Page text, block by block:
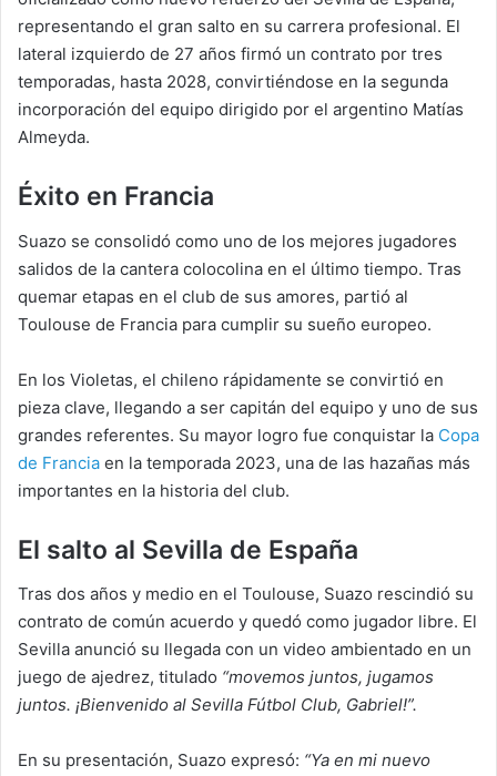
representando el gran salto en su carrera profesional. El
lateral izquierdo de 27 años firmó un contrato por tres
temporadas, hasta 2028, convirtiéndose en la segunda
incorporación del equipo dirigido por el argentino Matías
Almeyda.
Éxito en Francia
Suazo se consolidó como uno de los mejores jugadores
salidos de la cantera colocolina en el último tiempo. Tras
quemar etapas en el club de sus amores, partió al
Toulouse de Francia para cumplir su sueño europeo.
En los Violetas, el chileno rápidamente se convirtió en
pieza clave, llegando a ser capitán del equipo y uno de sus
grandes referentes. Su mayor logro fue conquistar la Copa
de Francia en la temporada 2023, una de las hazañas más
importantes en la historia del club.
El salto al Sevilla de España
Tras dos años y medio en el Toulouse, Suazo rescindió su
contrato de común acuerdo y quedó como jugador libre. El
Sevilla anunció su llegada con un video ambientado en un
juego de ajedrez, titulado “movemos juntos, jugamos
juntos. ¡Bienvenido al Sevilla Fútbol Club, Gabriel!”.
En su presentación, Suazo expresó: “Ya en mi nuevo